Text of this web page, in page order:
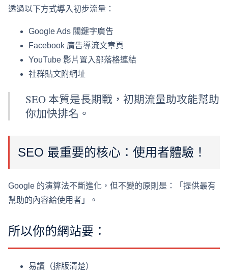
透過以下方式導入初步流量：
Google Ads 關鍵字廣告
Facebook 廣告導流文章頁
YouTube 影片置入部落格連結
社群貼文附網址
SEO 本質是長期戰，初期流量助攻能幫助
你加快排名。
SEO 最重要的核心：使用者體驗！
Google 的演算法不斷進化，但不變的原則是：「提供最有
幫助的內容給使用者」。
所以你的網站要：
易讀（排版清楚）